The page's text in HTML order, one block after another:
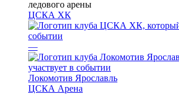
ЦСКА ХК
—
Локомотив Ярославль
ЦСКА Арена